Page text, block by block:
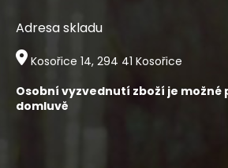
i
u
Adresa skladu
Kosořice 14, 294 41 Kosořice
Osobní vyzvednutí zboží je možné
domluvě